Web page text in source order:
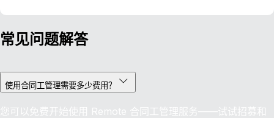
常见问题解答
使用合同工管理需要多少费用？
您可以免费开始使用 Remote 合同工管理服务——试试招募和